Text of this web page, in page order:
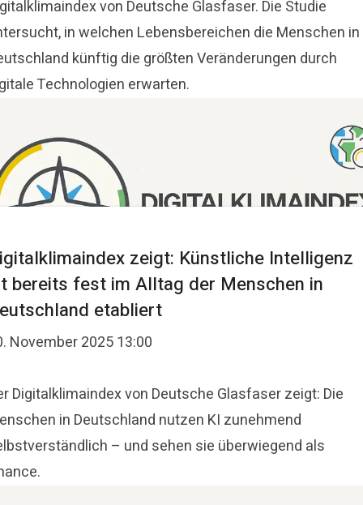
von Deutsche Glasfaser. Die Studie
in welchen Lebensbereichen die Menschen in
künftig die größten Veränderungen durch
Technologien erwarten.
zeigt: Künstliche Intelligenz
bereits fest im Alltag der Menschen in
etabliert
November 2025 13:00
Digitalklimaindex von Deutsche Glasfaser zeigt: Die
in Deutschland nutzen KI zunehmend
– und sehen sie überwiegend als